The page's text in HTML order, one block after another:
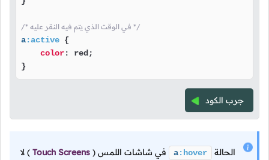
/* في الوقت الذي يتم فيه النقر عليه */
a:active {
color: red;
}
جرب الكود
الحالة a:hover في شاشات اللمس (
Touch Screens
) لا